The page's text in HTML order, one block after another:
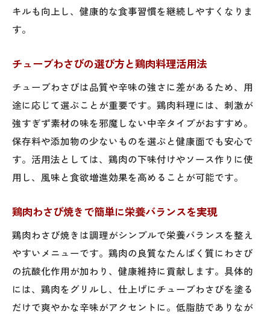
キルも向上し、健康的な食事習慣を継続しやすくなりま
す。
チューブわさびの選び方と鶏肉料理活用法
チューブわさびは品質や辛味の強さに差があるため、用
途に応じて選ぶことが重要です。鶏肉料理には、刺激が
強すぎず素材の味を邪魔しない中辛タイプがおすすめ。
保存料や添加物の少ないものを選ぶと健康面でも安心で
す。活用法としては、鶏肉の下味付けやソース作りに使
用し、風味と食欲増進効果を高めることが可能です。
鶏肉わさび焼きで簡単に栄養バランスを実現
鶏肉わさび焼きは調理がシンプルで栄養バランスを整え
やすいメニューです。鶏肉の良質なたんぱく質にわさび
の抗酸化作用が加わり、健康維持に貢献します。具体的
には、鶏肉をグリルし、仕上げにチューブわさびを塗る
だけで爽やかな辛味がアクセントに。低脂肪でありなが